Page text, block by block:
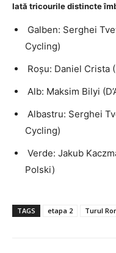
Iată tricourile distincte
Galben: Serghei
Cycling)
Roșu: Daniel Crista
Alb: Maksim Bilyi
Albastru: Serghei
Cycling)
Verde: Jakub
Polski)
TAGS etapa 2 Turul